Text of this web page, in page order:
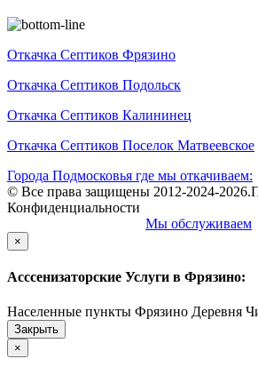
Откачка Септиков Фрязино
Откачка Септиков Подольск
Откачка Септиков Калининец
Откачка Септиков Поселок Матвеевское
Города Подмосковья где мы откачиваем:
© Все права защищены 2012-2024-
Конфиденциальности
Мы обслуживаем
×
Асссенизаторские Услуги в Фрязино:
Населенные пункты Фрязино Деревня
Закрыть
×